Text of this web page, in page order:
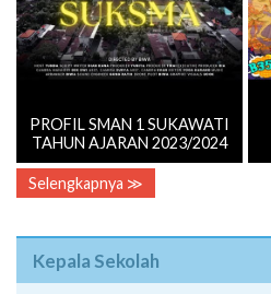
PROFIL SMAN 1 SUKAWATI
TAHUN AJARAN 2023/2024
Selengkapnya ≫
Kepala Sekolah